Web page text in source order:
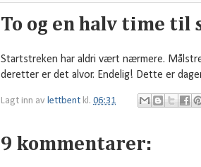
To og en halv time til
Startstreken har aldri vært nærmere.
deretter er det alvor. Endelig! Dette er
Lagt inn av lettbent kl. 06:31
9 kommentarer: